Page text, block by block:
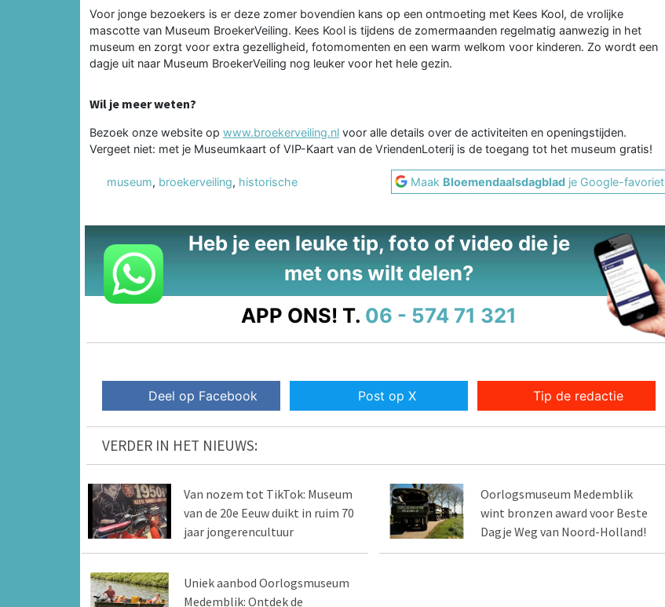
Voor jonge bezoekers is er deze zomer bovendien kans op een ontmoeting met Kees Kool, de vrolijke
mascotte van Museum BroekerVeiling. Kees Kool is tijdens de zomermaanden regelmatig aanwezig in het
museum en zorgt voor extra gezelligheid, fotomomenten en een warm welkom voor kinderen. Zo wordt een
dagje uit naar Museum BroekerVeiling nog leuker voor het hele gezin.
Wil je meer weten?
Bezoek onze website op www.broekerveiling.nl voor alle details over de activiteiten en openingstijden.
Vergeet niet: met je Museumkaart of VIP-Kaart van de VriendenLoterij is de toegang tot het museum gratis!
museum, broekerveiling, historische Maak Bloemendaalsdagblad je Google-favoriet
Heb je een leuke tip, foto of video die je
met ons wilt delen?
APP ONS! T. 06 - 574 71 321
Deel op Facebook Post op X Tip de redactie
VERDER IN HET NIEUWS:
Van nozem tot TikTok: Museum
van de 20e Eeuw duikt in ruim 70
jaar jongerencultuur
Oorlogsmuseum Medemblik
wint bronzen award voor Beste
Dagje Weg van Noord-Holland!
Uniek aanbod Oorlogsmuseum
Medemblik: Ontdek de